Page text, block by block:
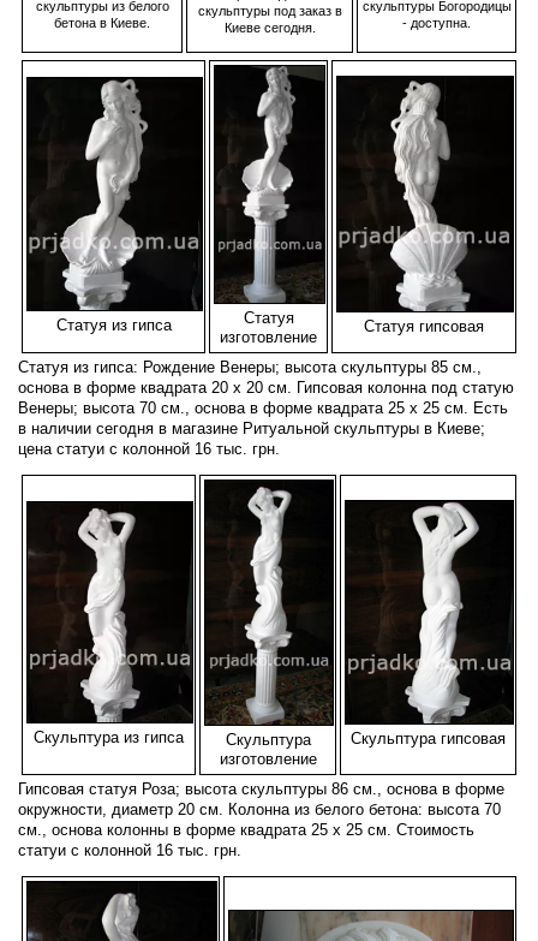
скульптуры из белого
бетона в Киеве.
скульптуры под заказ в
Киеве сегодня.
скульптуры Богородицы
- доступна.
Статуя из гипса
Статуя
изготовление
Статуя гипсовая
Статуя из гипса: Рождение Венеры; высота скульптуры 85 см.,
основа в форме квадрата 20 х 20 см. Гипсовая колонна под статую
Венеры; высота 70 см., основа в форме квадрата 25 х 25 см. Есть
в наличии сегодня в магазине Ритуальной скульптуры в Киеве;
цена статуи с колонной 16 тыс. грн.
Скульптура из гипса
Скульптура
изготовление
Скульптура гипсовая
Гипсовая статуя Роза; высота скульптуры 86 см., основа в форме
окружности, диаметр 20 см. Колонна из белого бетона: высота 70
см., основа колонны в форме квадрата 25 х 25 см. Стоимость
статуи с колонной 16 тыс. грн.